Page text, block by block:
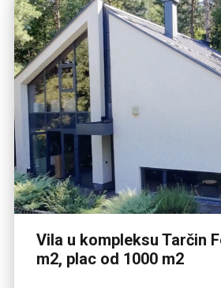
Vila u kompleksu Tarčin
m2, plac od 1000 m2